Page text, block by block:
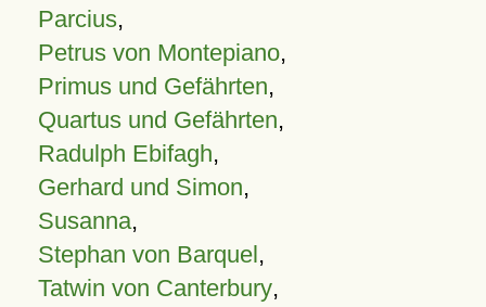
Parcius,
Petrus von Montepiano,
Primus und Gefährten,
Quartus und Gefährten,
Radulph Ebifagh,
Gerhard und Simon,
Susanna,
Stephan von Barquel,
Tatwin von Canterbury,